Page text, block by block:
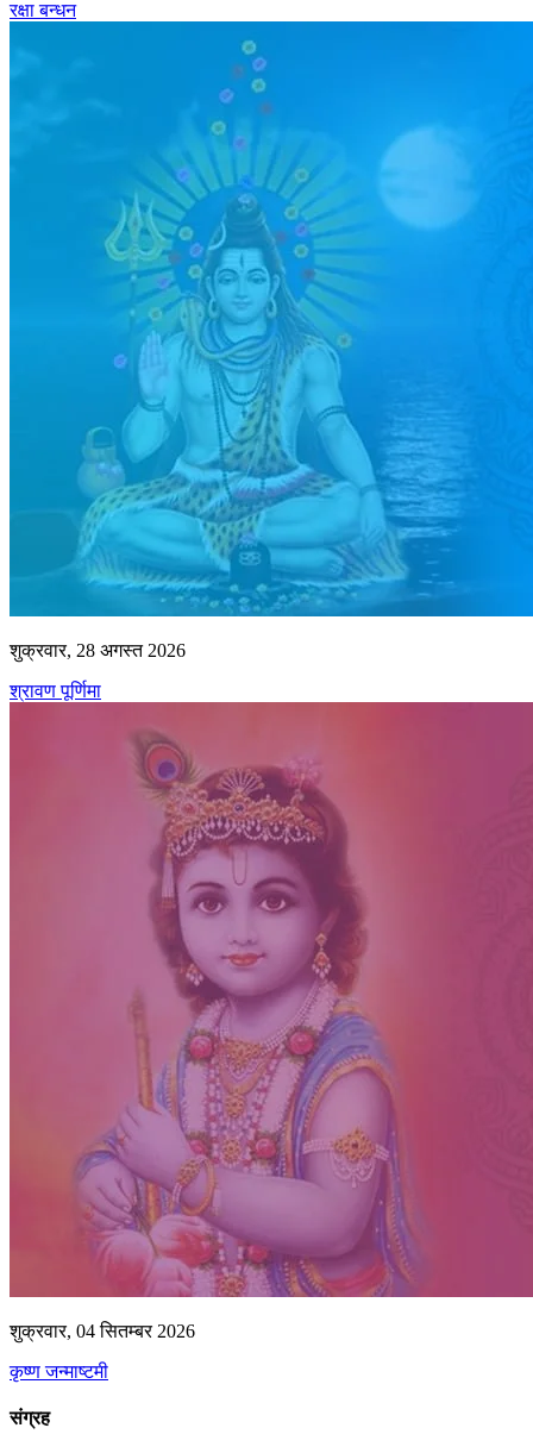
रक्षा बन्धन
शुक्रवार, 28 अगस्त 2026
श्रावण पूर्णिमा
शुक्रवार, 04 सितम्बर 2026
कृष्ण जन्माष्टमी
संग्रह